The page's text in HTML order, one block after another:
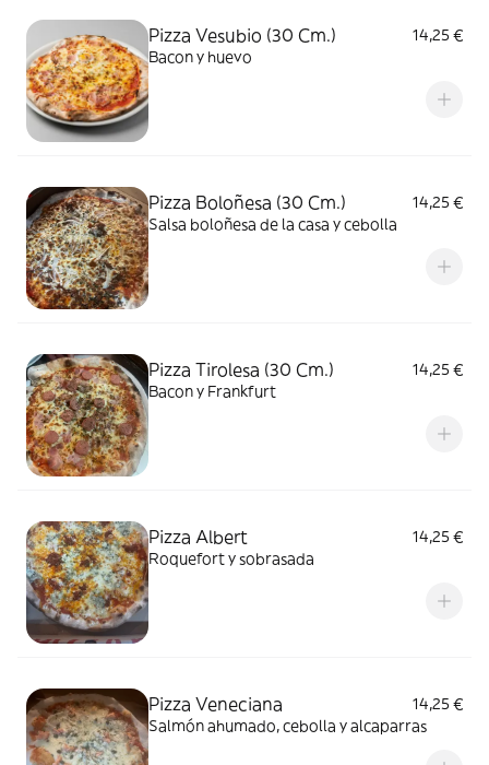
Pizza Vesubio (30 Cm.)
14,25 €
Bacon y huevo
Pizza Boloñesa (30 Cm.)
14,25 €
Salsa boloñesa de la casa y cebolla
Pizza Tirolesa (30 Cm.)
14,25 €
Bacon y Frankfurt
Pizza Albert
14,25 €
Roquefort y sobrasada
Pizza Veneciana
14,25 €
Salmón ahumado, cebolla y alcaparras